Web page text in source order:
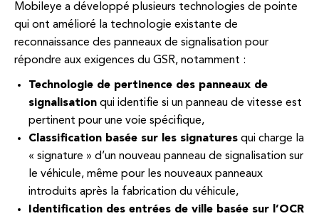
Mobileye a développé plusieurs technologies de pointe
qui ont amélioré la technologie existante de
reconnaissance des panneaux de signalisation pour
répondre aux exigences du GSR, notamment :
Technologie de pertinence des panneaux de
signalisation qui identifie si un panneau de vitesse est
pertinent pour une voie spécifique,
Classification basée sur les signatures qui charge la
« signature » ​​d’un nouveau panneau de signalisation sur
le véhicule, même pour les nouveaux panneaux
introduits après la fabrication du véhicule,
Identification des entrées de ville basée sur l’OCR